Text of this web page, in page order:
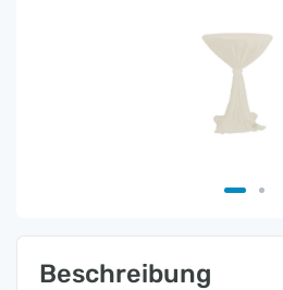
Beschreibung